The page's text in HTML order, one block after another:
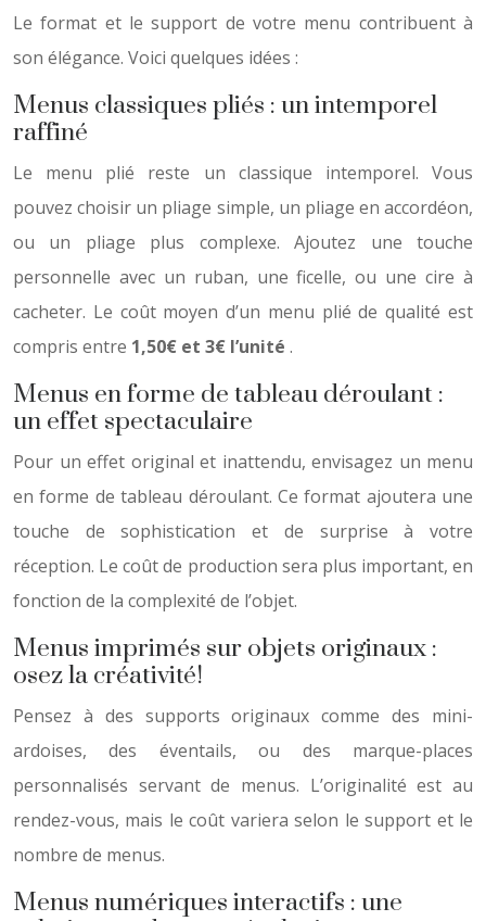
Le format et le support de votre menu contribuent à
son élégance. Voici quelques idées :
Menus classiques pliés : un intemporel
raffiné
Le menu plié reste un classique intemporel. Vous
pouvez choisir un pliage simple, un pliage en accordéon,
ou un pliage plus complexe. Ajoutez une touche
personnelle avec un ruban, une ficelle, ou une cire à
cacheter. Le coût moyen d’un menu plié de qualité est
compris entre 1,50€ et 3€ l’unité .
Menus en forme de tableau déroulant :
un effet spectaculaire
Pour un effet original et inattendu, envisagez un menu
en forme de tableau déroulant. Ce format ajoutera une
touche de sophistication et de surprise à votre
réception. Le coût de production sera plus important, en
fonction de la complexité de l’objet.
Menus imprimés sur objets originaux :
osez la créativité!
Pensez à des supports originaux comme des mini-
ardoises, des éventails, ou des marque-places
personnalisés servant de menus. L’originalité est au
rendez-vous, mais le coût variera selon le support et le
nombre de menus.
Menus numériques interactifs : une